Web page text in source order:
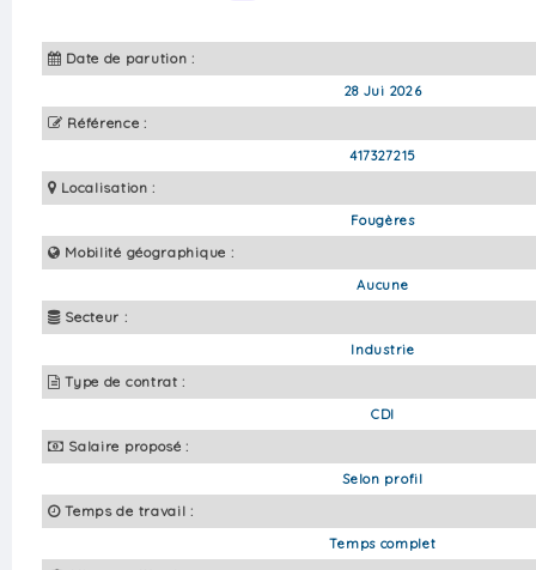
Date de parution :
28 Jui 2026
Référence :
417327215
Localisation :
Fougères
Mobilité géographique :
Aucune
Secteur :
Industrie
Type de contrat :
CDI
Salaire proposé :
Selon profil
Temps de travail :
Temps complet